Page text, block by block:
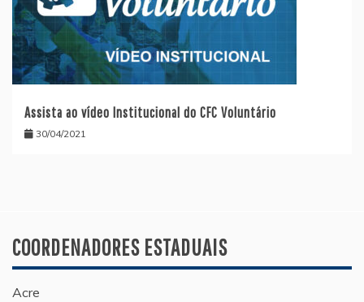
Assista ao vídeo Institucional do CFC Voluntário
30/04/2021
COORDENADORES ESTADUAIS
Acre